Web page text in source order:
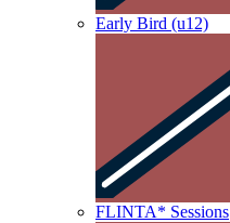
Early Bird (u12)
FLINTA* Sessions